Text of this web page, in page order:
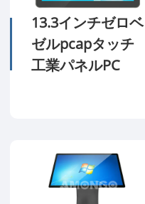
13.3インチゼロベ
ゼルpcapタッチ
工業パネルPC